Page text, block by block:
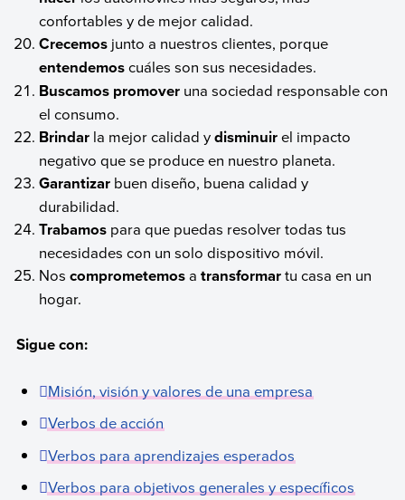
confortables y de mejor calidad.
Crecemos junto a nuestros clientes, porque
entendemoscuáles son sus necesidades.
Buscamos promover una sociedad responsable con
el consumo.
Brindar la mejor calidad ydisminuirel impacto
negativo que se produce en nuestro planeta.
Garantizar buen diseño, buena calidad y
durabilidad.
Trabamos para que puedas resolver todas tus
necesidades con un solo dispositivo móvil.
Noscomprometemosatransformartu casa en un
hogar.
Sigue con:
Misión, visión y valores de una empresa
Verbos de acción
Verbos para aprendizajes esperados
Verbos para objetivos generales y específicos